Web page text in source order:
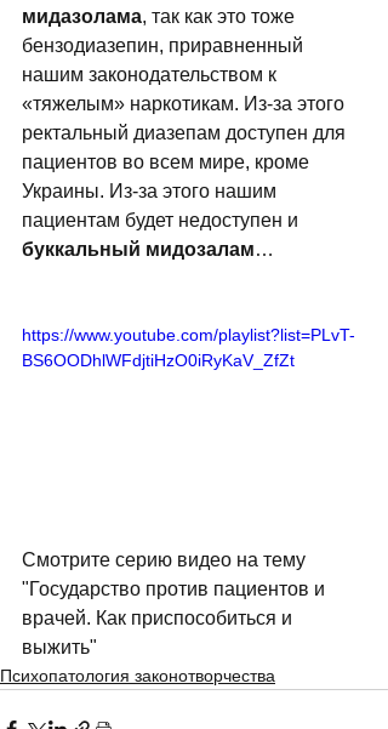
мидазолама, так как это тоже
бензодиазепин, приравненный
нашим законодательством к
«тяжелым» наркотикам. Из-за этого
ректальный диазепам доступен для
пациентов во всем мире, кроме
Украины. Из-за этого нашим
пациентам будет недоступен и
буккальный мидозалам…
https://www.youtube.com/playlist?list=PLvT-
BS6OODhlWFdjtiHzO0iRyKaV_ZfZt
Смотрите серию видео на тему
"Государство против пациентов и
врачей. Как приспособиться и
выжить"
Психопатология законотворчества